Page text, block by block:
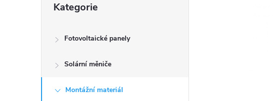
t
kategorie
Kategorie
Fotovoltaické panely
Solární měniče
Montážní materiál